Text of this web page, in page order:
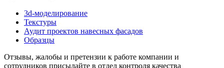
3d-моделирование
Текстуры
Аудит проектов навесных фасадов
Образцы
Отзывы, жалобы и претензии к работе компании и
сотрудников присылайте в отдел контроля качества